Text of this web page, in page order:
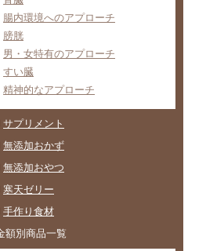
腸内環境へのアプローチ
膀胱
男・女特有のアプローチ
すい臓
精神的なアプローチ
サプリメント
無添加おかず
無添加おやつ
寒天ゼリー
手作り食材
額別商品一覧